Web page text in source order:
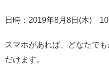
日時：2019年8月8日(木)
スマホがあれば、どなたで
だけます。